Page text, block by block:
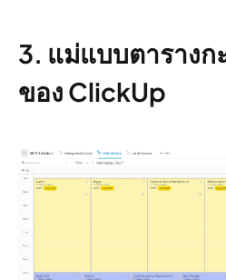
3. แม่แบบตารางก
ของ ClickUp